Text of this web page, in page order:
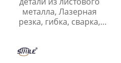
металла, Лазерная
резка, гибка, сварка,
углеродистой стали